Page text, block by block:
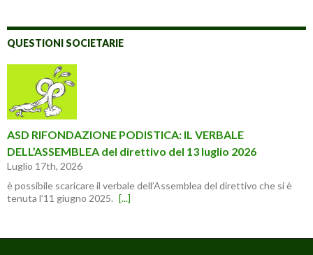
QUESTIONI SOCIETARIE
ASD RIFONDAZIONE PODISTICA: IL VERBALE
DELL’ASSEMBLEA del direttivo del 13 luglio 2026
Luglio 17th, 2026
è possibile scaricare il verbale dell’Assemblea del direttivo che si è
tenuta l’11 giugno 2025. [...]